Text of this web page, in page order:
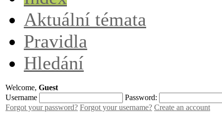
Aktuální témata
Pravidla
Hledání
Welcome, Guest
Username
Password:
Forgot your password? Forgot your username? Create an account